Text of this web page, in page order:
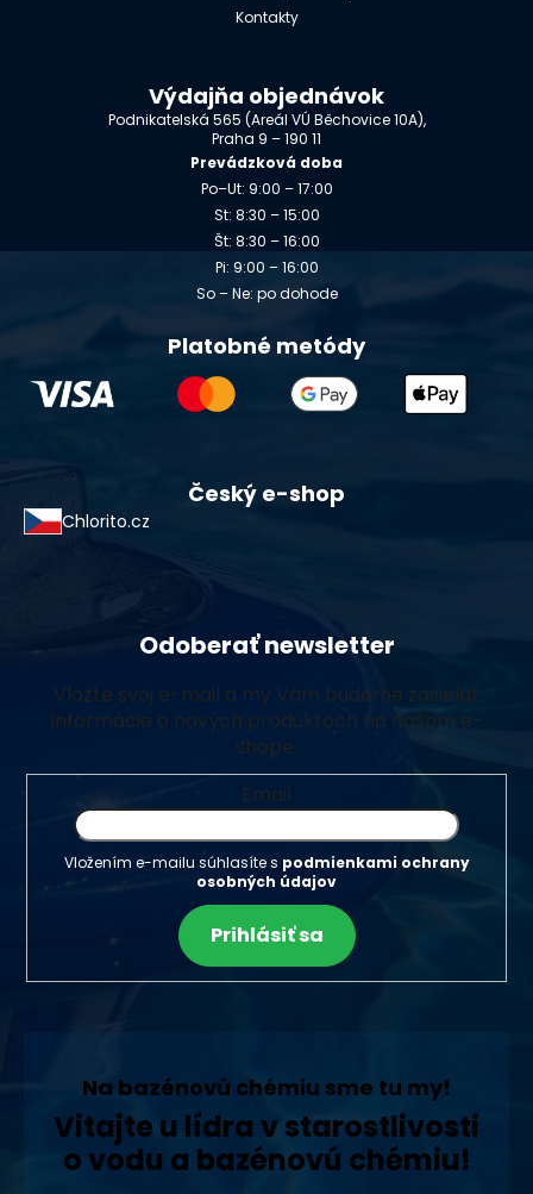
Kontakty
Výdajňa objednávok
Podnikatelská 565 (Areál VÚ Běchovice 10A),
Praha 9 – 190 11
Prevádzková doba
Po–Ut: 9:00 – 17:00
St: 8:30 – 15:00
Št: 8:30 – 16:00
Pi: 9:00 – 16:00
So – Ne: po dohode
Platobné metódy
Český e-shop
Chlorito.cz
Odoberať newsletter
Vložte svoj e-mail a my Vám budeme zasielať
informácie o nových produktoch na našom e-
shope.
Email
Vložením e-mailu súhlasíte s podmienkami ochrany
osobných údajov
Prihlásiť sa
Na bazénovú chémiu sme tu my!
Vitajte u lídra v starostlivosti
o vodu a bazénovú chémiu!